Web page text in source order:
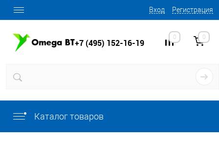
Вход Регистрация
+7 (495) 152-16-19
0 0
Каталог товаров